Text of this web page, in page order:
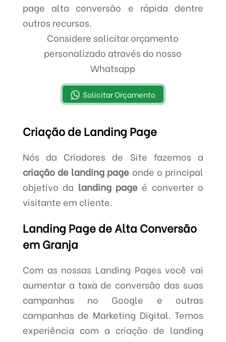
page alta conversão e rápida dentre
outros recursos.
Considere solicitar orçamento
personalizado através do nosso
Whatsapp
Solicitar Orçamento
Criação de Landing Page
Nós da Criadores de Site fazemos a
criação de landing page onde o principal
objetivo da landing page é converter o
visitante em cliente.
Landing Page de Alta Conversão
em Granja
Com as nossas Landing Pages você vai
aumentar a taxa de conversão das suas
campanhas no Google e outras
campanhas de Marketing Digital. Temos
experiência com a criação de landing